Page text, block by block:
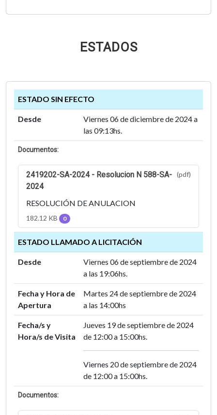
ESTADOS
ESTADO SIN EFECTO
Desde
Viernes 06 de diciembre de 2024 a
las 09:13hs.
Documentos:
2419202-SA-2024 - Resolucion N 588-SA-
2024
(pdf)
RESOLUCIÓN DE ANULACION
182.12 KB 0
ESTADO LLAMADO A LICITACIÓN
Desde
Viernes 06 de septiembre de 2024
a las 19:06hs.
Fecha y Hora de
Apertura
Martes 24 de septiembre de 2024
a las 14:00hs
Fecha/s y
Hora/s de Visita
Jueves 19 de septiembre de 2024
de 12:00 a 15:00hs.
Viernes 20 de septiembre de 2024
de 12:00 a 15:00hs.
Documentos: